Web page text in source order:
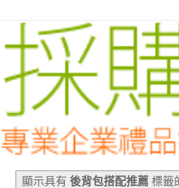
顯示具有 後背包搭配推薦標籤